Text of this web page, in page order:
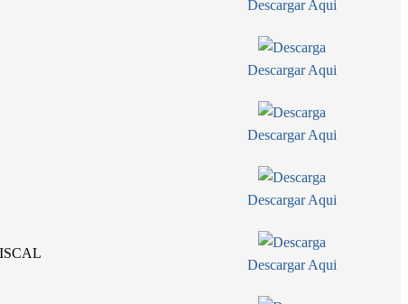
Descargar Aqui
Descargar Aqui
Descargar Aqui
Descargar Aqui
Descargar Aqui